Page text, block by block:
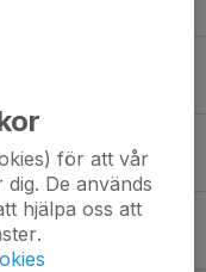
för att vår
De används
hjälpa oss att